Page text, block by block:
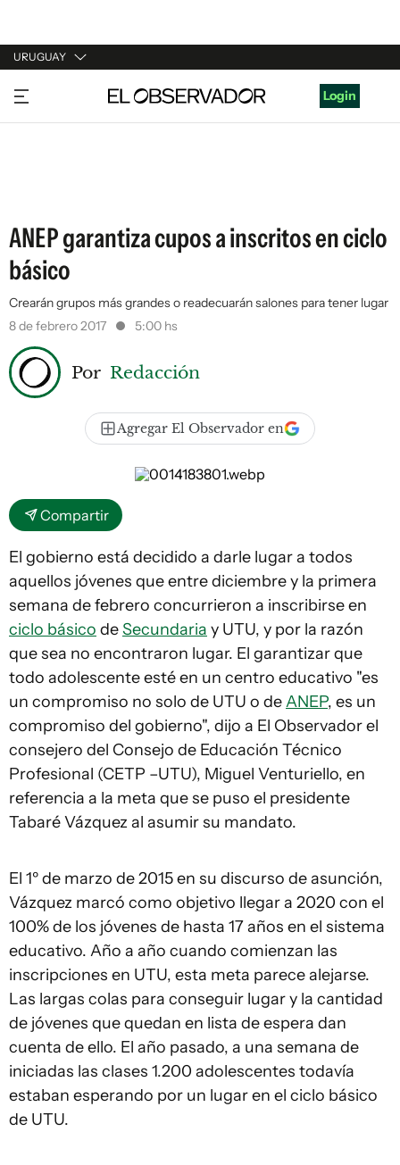
URUGUAY
URUGUAY
ARGENTINA
Login
ANEP garantiza cupos a inscritos en ciclo
básico
Crearán grupos más grandes o readecuarán salones para tener lugar
8 de febrero 2017
5:00 hs
Por Redacción
Agregar El Observador en
Compartir
El gobierno está decidido a darle lugar a todos
aquellos jóvenes que entre diciembre y la primera
semana de febrero concurrieron a inscribirse en
ciclo básico deSecundaria y UTU, y por la razón
que sea no encontraron lugar. El garantizar que
todo adolescente esté en un centro educativo "es
un compromiso no solo de UTU o deANEP, es un
compromiso del gobierno", dijo a El Observadorel
consejero del Consejo de Educación Técnico
Profesional (CETP –UTU), Miguel Venturiello, en
referencia a la meta que se puso el presidente
Tabaré Vázquez al asumir su mandato.
El 1º de marzo de 2015 en su discurso de asunción,
Vázquez marcó como objetivo llegar a 2020 con el
100% de los jóvenes de hasta 17 años en el sistema
educativo. Año a año cuando comienzan las
inscripciones en UTU, esta meta parece alejarse.
Las largas colas para conseguir lugar y la cantidad
de jóvenes que quedan en lista de espera dan
cuenta de ello. El año pasado, a una semana de
iniciadas las clases 1.200 adolescentes todavía
estaban esperando por un lugar en el ciclo básico
de UTU.